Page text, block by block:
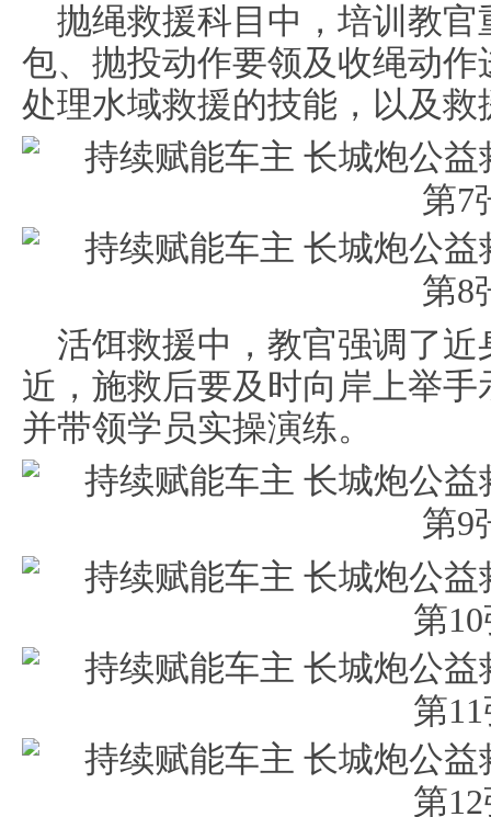
抛绳救援科目中，培训教
包、抛投动作要领及收绳动
处理水域救援的技能，以及
活饵救援中，教官强调了
近，施救后要及时向岸上举
并带领学员实操演练。